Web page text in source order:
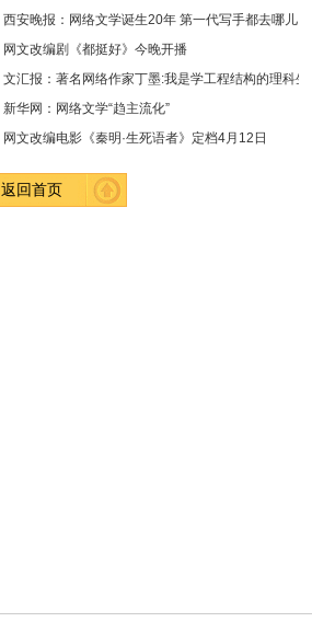
西安晚报：网络文学诞生20年 第一代写手都去哪儿了
网文改编剧《都挺好》今晚开播
文汇报：著名网络作家丁墨:我是学工程结构的理科生
新华网：网络文学“趋主流化”
网文改编电影《秦明·生死语者》定档4月12日
返回首页